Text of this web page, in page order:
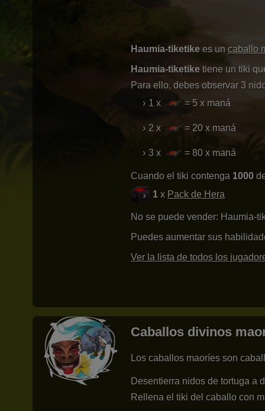
Haumia-tiketike es un caballo
Haumia-tiketike tiene un tiki
Para ello, debes observar 3
1 x
= 5 x maná
2 x = 20 x maná
3 x = 80 x maná
Cuando el tiki contenga 1000
1 x Pack de Hera
No se puede vender: Haumia-
Puedes aumentar sus
Ver la lista de todos los
Caballos divinos
Los caballos maoríes son
Desentierra nidos de tortuga a
Rellena el tiki del caballo con